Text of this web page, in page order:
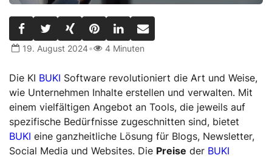
19. August 2024• 4 Minuten
Die KI BUKI Software revolutioniert die Art und Weise,
wie Unternehmen Inhalte erstellen und verwalten. Mit
einem vielfältigen Angebot an Tools, die jeweils auf
spezifische Bedürfnisse zugeschnitten sind, bietet
BUKI eine ganzheitliche Lösung für Blogs, Newsletter,
Social Media und Websites. Die Preise der BUKI